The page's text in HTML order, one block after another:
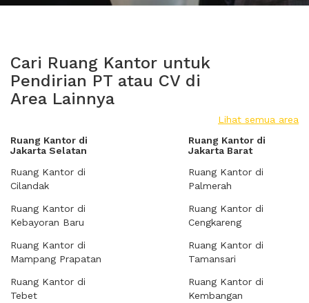
Cari Ruang Kantor untuk
Pendirian PT atau CV di
Area Lainnya
Lihat semua area
Ruang Kantor di
Jakarta Selatan
Ruang Kantor di
Cilandak
Ruang Kantor di
Kebayoran Baru
Ruang Kantor di
Mampang Prapatan
Ruang Kantor di
Tebet
Ruang Kantor di
Jakarta Barat
Ruang Kantor di
Palmerah
Ruang Kantor di
Cengkareng
Ruang Kantor di
Tamansari
Ruang Kantor di
Kembangan